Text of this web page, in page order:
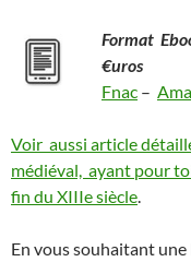
Format
€uros
Fnac –
Voir aussi article
médiéval, ayant pour
fin du XIIIe siècle
En vous souhaitant une